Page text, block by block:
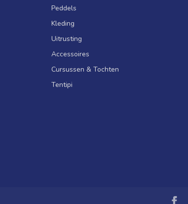
Peddels
Kleding
Uitrusting
Accessoires
Cursussen & Tochten
Tentipi